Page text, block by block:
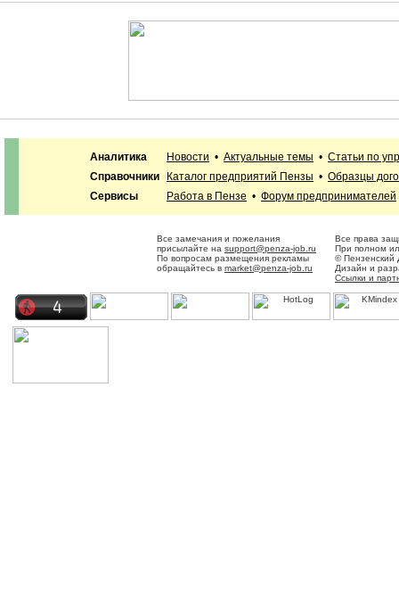
Аналитика Новости • Актуальные темы • Статьи по
Справочники
Каталог предприятий Пензы • Образцы
Сервисы
Работа в Пензе • Форум предпринимателей
Все замечания и пожелания
присылайте на support@penza-job.ru
По вопросам размещения рекламы
обращайтесь в market@penza-job.ru
Все права
При полном
© Пензенский
Дизайн и
Ссылки и